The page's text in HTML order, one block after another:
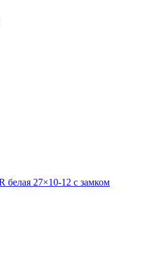
27×10-12 с замком